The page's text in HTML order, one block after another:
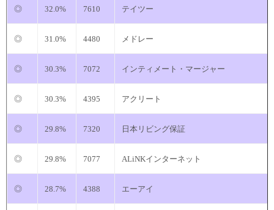
◎ 32.0% 7610 テイツー
◎ 31.0% 4480 メドレー
◎ 30.3% 7072 インティメート・マージャー
◎ 30.3% 4395 アクリート
◎ 29.8% 7320 日本リビング保証
◎ 29.8% 7077 ALiNKインターネット
◎ 28.7% 4388 エーアイ